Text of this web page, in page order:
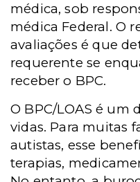
médica, sob
médica Federal. O
avaliações é que
requerente se
receber o BPC.
O BPC/LOAS é
vidas. Para muitas
autistas, esse
terapias,